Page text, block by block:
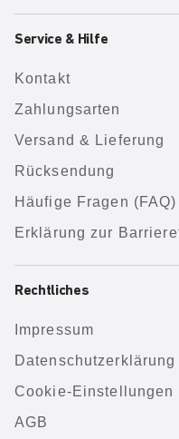
Service & Hilfe
Kontakt
Zahlungsarten
Versand & Lieferung
Rücksendung
Häufige Fragen (FAQ)
Erklärung zur
Rechtliches
Impressum
Datenschutzerklärung
Cookie-Einstellungen
AGB